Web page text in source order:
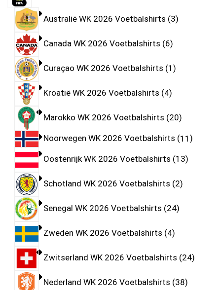
Australië WK 2026 Voetbalshirts 3
Canada WK 2026 Voetbalshirts 6
Curaçao WK 2026 Voetbalshirts 1
Kroatië WK 2026 Voetbalshirts 4
Marokko WK 2026 Voetbalshirts 20
Noorwegen WK 2026 Voetbalshirts 11
Oostenrijk WK 2026 Voetbalshirts 13
Schotland WK 2026 Voetbalshirts 2
Senegal WK 2026 Voetbalshirts 24
Zweden WK 2026 Voetbalshirts 4
Zwitserland WK 2026 Voetbalshirts 24
Nederland WK 2026 Voetbalshirts 38